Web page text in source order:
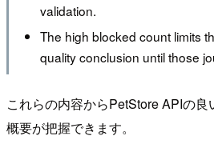
validation.
The high blocked count limits
quality conclusion until those
これらの内容からPetStore APIの
概要が把握できます。